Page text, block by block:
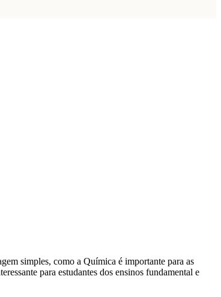
simples, como a Química é importante para as
para estudantes dos ensinos fundamental e